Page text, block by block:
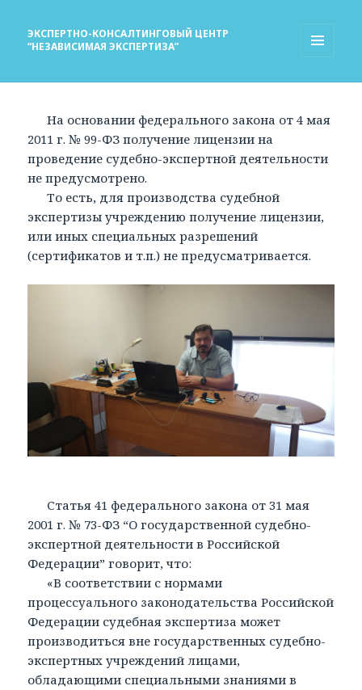
ЭКСПЕРТНО-КОНСАЛТИНГОВЫЙ ЦЕНТР
“НЕЗАВИСИМАЯ ЭКСПЕРТИЗА”
На основании федерального закона от 4 мая
2011 г. № 99-ФЗ получение лицензии на
проведение судебно-экспертной деятельности
не предусмотрено.
То есть, для производства судебной
экспертизы учреждению получение лицензии,
или иных специальных разрешений
(сертификатов и т.п.) не предусматривается.
Статья 41 федерального закона от 31 мая
2001 г. № 73-ФЗ “О государственной судебно-
экспертной деятельности в Российской
Федерации” говорит, что:
«В соответствии с нормами
процессуального законодательства Российской
Федерации судебная экспертиза может
производиться вне государственных судебно-
экспертных учреждений лицами,
обладающими специальными знаниями в